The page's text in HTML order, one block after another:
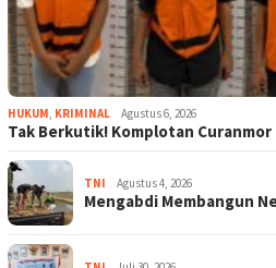
HUKUM, KRIMINAL Agustus 6, 2026
Tak Berkutik! Komplotan
TNI Agustus 4, 2026
Mengabdi Membangun